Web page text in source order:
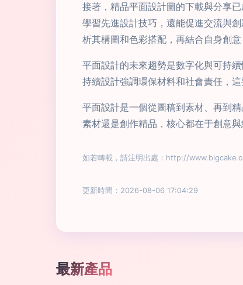
接著，精品平面設計圖的下載與分享
學習先進設計技巧，還能促進交流與
析其構圖和色彩搭配，再結合自身創意
平面設計的未來趨勢是數字化與可持
持續設計強調環保材料和社會責任，
平面設計是一個從圖稿到素材、再到
素材還是創作精品，核心都在于創意
如若轉載，請注明出處：http://
更新時間：2026-08-06 17:04:29
最新產品